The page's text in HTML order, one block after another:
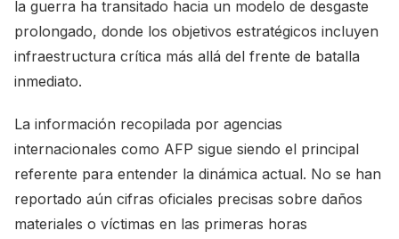
la guerra ha transitado hacia un modelo de desgaste
prolongado, donde los objetivos estratégicos incluyen
infraestructura crítica más allá del frente de batalla
inmediato.
La información recopilada por agencias
internacionales como AFP sigue siendo el principal
referente para entender la dinámica actual. No se han
reportado aún cifras oficiales precisas sobre daños
materiales o víctimas en las primeras horas